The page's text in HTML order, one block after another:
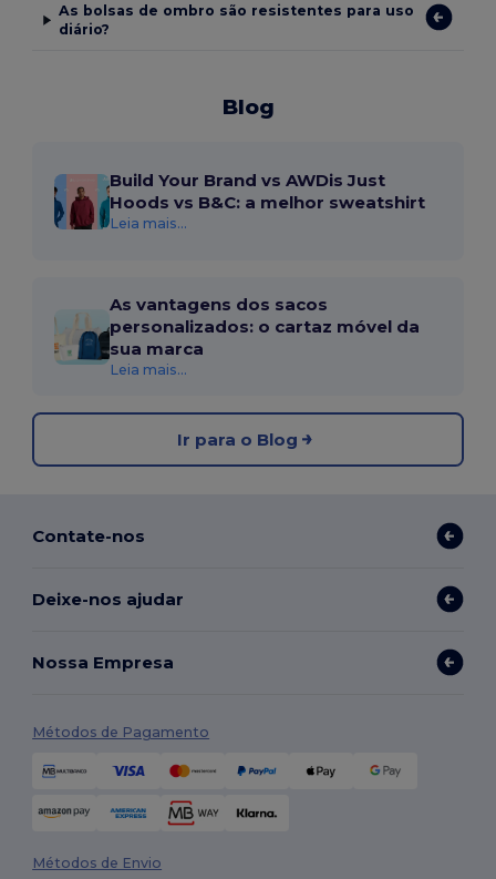
As bolsas de ombro são resistentes para uso
diário?
Blog
Build Your Brand vs AWDis Just
Hoods vs B&C: a melhor sweatshirt
Leia mais...
As vantagens dos sacos
personalizados: o cartaz móvel da
sua marca
Leia mais...
Ir para o Blog
Contate-nos
Deixe-nos ajudar
Nossa Empresa
Métodos de Pagamento
Métodos de Envio